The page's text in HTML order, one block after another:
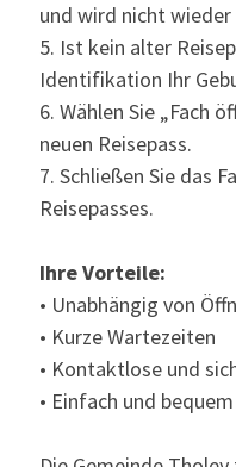
und wird nicht
5. Ist kein alter
Identifikation Ihr
6. Wählen Sie „Fach
neuen Reisepass.
7. Schließen Sie das
Reisepasses.
Ihre Vorteile:
• Unabhängig von
• Kurze Wartezeiten
• Kontaktlose und
• Einfach und